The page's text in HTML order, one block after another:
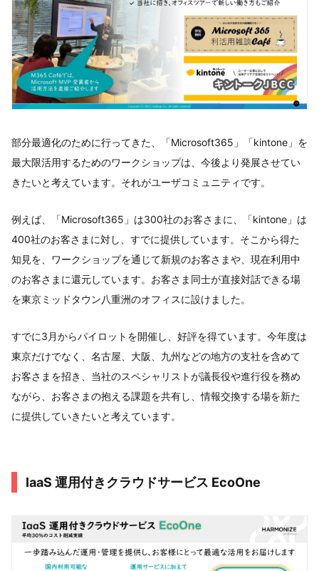
部分最適化のために行ってきた、「Microsoft365」「kintone」を
最大限活用するためのワークショップは、今後より発展させてい
きたいと考えています。それがユーザコミュニティです。
例えば、「Microsoft365」は300社のお客さまに、「kintone」は
400社のお客さまに対し、すでに提供しています。そこから得た
知見を、ワークショップを通じて新規のお客さまや、現在利用中
のお客さまに還元しています。お客さま同士が直接対話できる場
を東京ミッドタウン八重洲のオフィスに設けました。
すでに3月からパイロットを開催し、好評を得ています。今年度は
東京だけでなく、名古屋、大阪、九州などの地方の支社を含めて
お客さまを招き、当社のスペシャリストが議長役や進行役を務め
ながら、お客さまの抱える課題を共有し、情報交換する場を新た
に提供していきたいと考えています。
IaaS 運用付きクラウドサービス EcoOne